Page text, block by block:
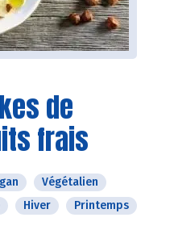
de
frais
Végétalien
Hiver Printemps